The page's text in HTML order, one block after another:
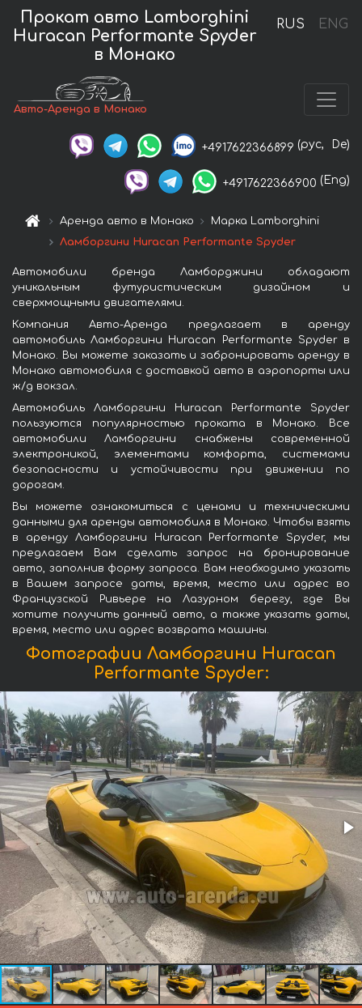
RUS ENG
Прокат авто Lamborghini
Huracan Performante Spyder
в Монако
Авто-Аренда в Монако
+4917622366899 (рус, De)
+4917622366900 (Eng)
Аренда авто в Монако
Марка Lamborghini
Ламборгини Huracan Performante Spyder
Автомобили бренда Ламборджини обладают
уникальным футуристическим дизайном и
сверхмощными двигателями.
Компания Авто-Аренда предлагает в аренду
автомобиль Ламборгини Huracan Performante Spyder в
Монако. Вы можете заказать и забронировать аренду в
Монако автомобиля с доставкой авто в аэропорты или
ж/д вокзал.
Автомобиль Ламборгини Huracan Performante Spyder
пользуются популярностью проката в Монако. Все
автомобили Ламборгини снабжены современной
электроникой, элементами комфорта, системами
безопасности и устойчивости при движении по
дорогам.
Вы можете ознакомиться с ценами и техническими
данными для аренды автомобиля в Монако. Чтобы взять
в аренду Ламборгини Huracan Performante Spyder, мы
предлагаем Вам сделать запрос на бронирование
авто, заполнив форму запроса. Вам необходимо указать
в Вашем запросе даты, время, место или адрес во
Французской Ривьере на Лазурном берегу, где Вы
хотите получить данный авто, а также указать даты,
время, место или адрес возврата машины.
Фотографии Ламборгини Huracan
Performante Spyder: